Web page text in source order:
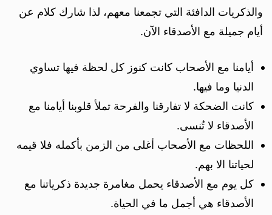
والذكريات الدافئة التي تجمعنا معهم، لذا شارك كلام عن
أيام جميلة مع الأصدقاء الآن.
أيامنا مع الأصحاب كانت كنوز كل لحظة فيها تساوي
الدنيا وما فيها.
كانت الضحكة لا تفارقنا والفرحة تملأ قلوبنا أيامنا مع
الأصدقاء لا تُنسى.
اللحظات مع الأصحاب أغلى من الزمن بأكمله فلا قيمه
لحياتنا الا بهم.
كل يوم مع الأصدقاء يحمل مغامرة جديدة ذكرياتنا مع
الأصدقاء هي أجمل ما في الحياة.